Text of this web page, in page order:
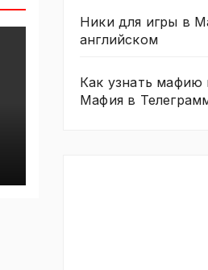
Ники для игры в
английском
Как узнать мафию
Мафия в